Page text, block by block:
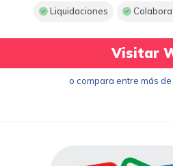
Liquidaciones
Visitar
o compara entre más